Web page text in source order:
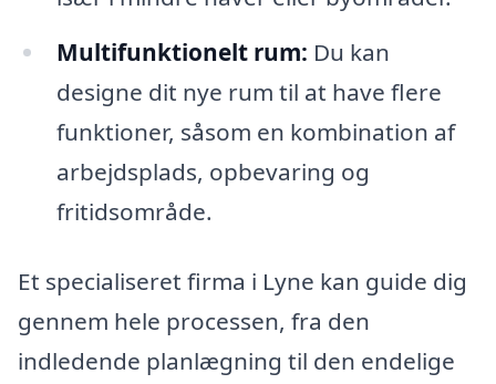
Multifunktionelt rum: Du kan
designe dit nye rum til at have flere
funktioner, såsom en kombination af
arbejdsplads, opbevaring og
fritidsområde.
Et specialiseret firma i Lyne kan guide dig
gennem hele processen, fra den
indledende planlægning til den endelige